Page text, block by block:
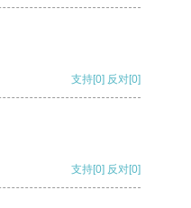
支持[0] 反对[0]
支持[0] 反对[0]